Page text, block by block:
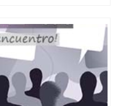
计，和航空学等，深
和研究所的商学课程
人士前来研究与学习。
理信息； 2、客户付
制作点做电子图；
5、电子图确认好转成
或者视频确认再付余